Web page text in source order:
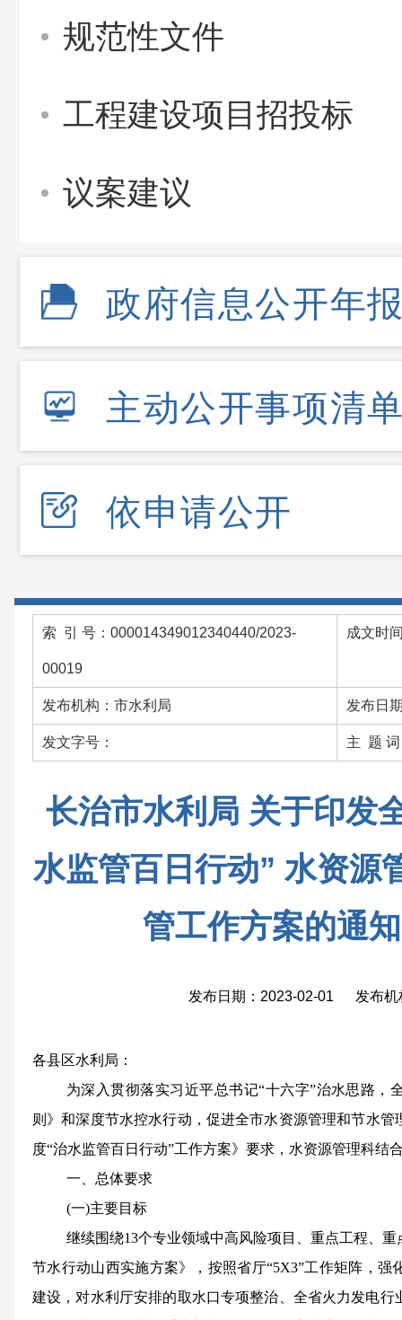
规范性文件
工程建设项目招投标
议案建议
政府信息公开年
主动公开事项清
依申请公开
索 引 号：000014349012340440/2023-
00019
成文时
发布机构：市水利局 发布日
发文字号： 主 题 词
长治市水利局 关于印发
水监管百日行动” 水资源
管工作方案的通
发布日期：2023-02-01 发布机
各县区水利局：
为深入贯彻落实习近平总书记“十六字”治水思路，
则 》和深度节水控水行动， 促进全市水资源管理和节水管
度“治水监管百日行动”工作方案》 要求 ， 水资源管理科结
一、总体要求
(一)主要目标
继续围绕13个专业领域中高风险项目、重点工程、
节水行动山西实施方案》， 按照省厅“5X3”工作矩阵， 强
建设， 对水利厅安排的取水口专项整治、全省火力发电行